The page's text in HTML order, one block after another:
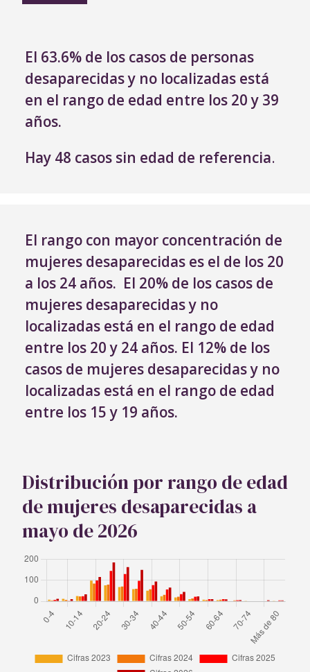
El 63.6% de los casos de personas
desaparecidas y no localizadas está
en el rango de edad entre los 20 y 39
años.
Hay 48 casos sin edad de referencia.
El rango con mayor concentración de
mujeres desaparecidas es el de los 20
a los 24 años. El 20% de los casos de
mujeres desaparecidas y no
localizadas está en el rango de edad
entre los 20 y 24 años. El 12% de los
casos de mujeres desaparecidas y no
localizadas está en el rango de edad
entre los 15 y 19 años.
Distribución por rango de edad
de mujeres desaparecidas a
mayo de 2026